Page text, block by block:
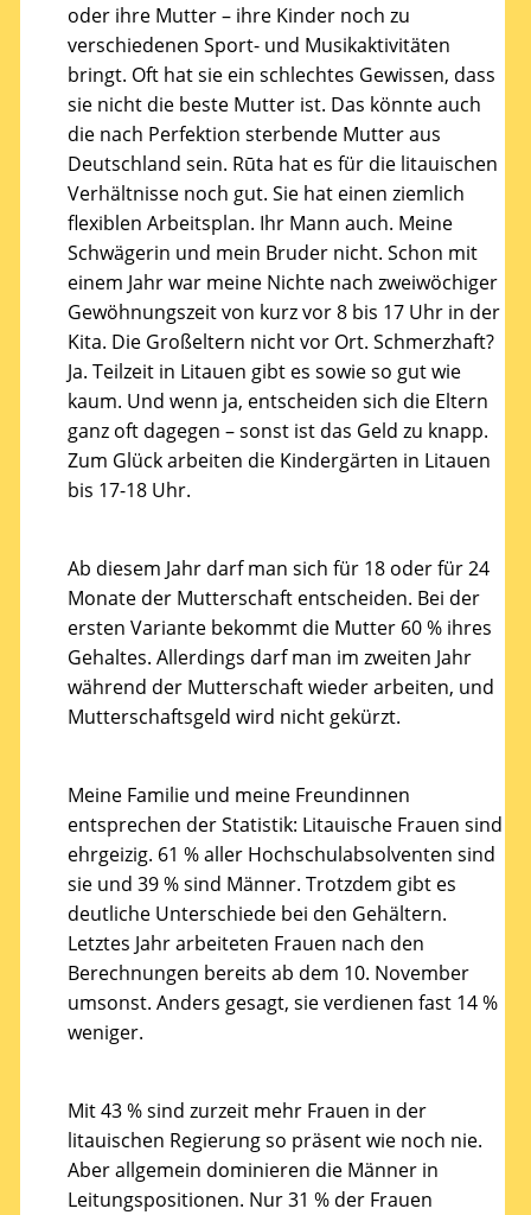
oder ihre Mutter – ihre Kinder noch zu
verschiedenen Sport- und Musikaktivitäten
bringt. Oft hat sie ein schlechtes Gewissen, dass
sie nicht die beste Mutter ist. Das könnte auch
die nach Perfektion sterbende Mutter aus
Deutschland sein. Rūta hat es für die litauischen
Verhältnisse noch gut. Sie hat einen ziemlich
flexiblen Arbeitsplan. Ihr Mann auch. Meine
Schwägerin und mein Bruder nicht. Schon mit
einem Jahr war meine Nichte nach zweiwöchiger
Gewöhnungszeit von kurz vor 8 bis 17 Uhr in der
Kita. Die Großeltern nicht vor Ort. Schmerzhaft?
Ja. Teilzeit in Litauen gibt es sowie so gut wie
kaum. Und wenn ja, entscheiden sich die Eltern
ganz oft dagegen – sonst ist das Geld zu knapp.
Zum Glück arbeiten die Kindergärten in Litauen
bis 17-18 Uhr.
Ab diesem Jahr darf man sich für 18 oder für 24
Monate der Mutterschaft entscheiden. Bei der
ersten Variante bekommt die Mutter 60 % ihres
Gehaltes. Allerdings darf man im zweiten Jahr
während der Mutterschaft wieder arbeiten, und
Mutterschaftsgeld wird nicht gekürzt.
Meine Familie und meine Freundinnen
entsprechen der Statistik: Litauische Frauen sind
ehrgeizig. 61 % aller Hochschulabsolventen sind
sie und 39 % sind Männer. Trotzdem gibt es
deutliche Unterschiede bei den Gehältern.
Letztes Jahr arbeiteten Frauen nach den
Berechnungen bereits ab dem 10. November
umsonst. Anders gesagt, sie verdienen fast 14 %
weniger.
Mit 43 % sind zurzeit mehr Frauen in der
litauischen Regierung so präsent wie noch nie.
Aber allgemein dominieren die Männer in
Leitungspositionen. Nur 31 % der Frauen